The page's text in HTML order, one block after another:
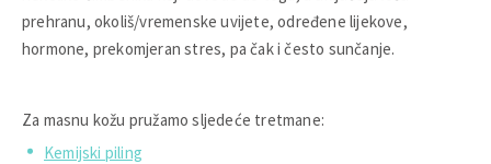
prehranu, okoliš/vremenske uvijete, određene lijekove,
hormone, prekomjeran stres, pa čak i često sunčanje.
Za masnu kožu pružamo sljedeće tretmane:
Kemijski piling